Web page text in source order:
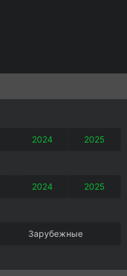
2024 2025
2024 2025
Зарубежные